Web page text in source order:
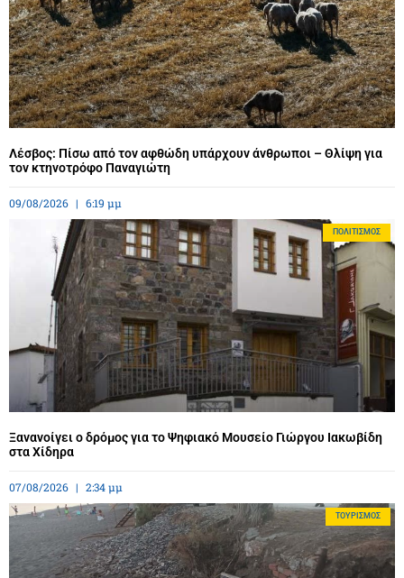
Λέσβος: Πίσω από τον αφθώδη υπάρχουν άνθρωποι – Θλίψη για
τον κτηνοτρόφο Παναγιώτη
09/08/2026 6:19 μμ
ΠΟΛΙΤΙΣΜΌΣ
Ξανανοίγει ο δρόμος για το Ψηφιακό Μουσείο Γιώργου Ιακωβίδη
στα Χίδηρα
07/08/2026 2:34 μμ
ΤΟΥΡΙΣΜΌΣ